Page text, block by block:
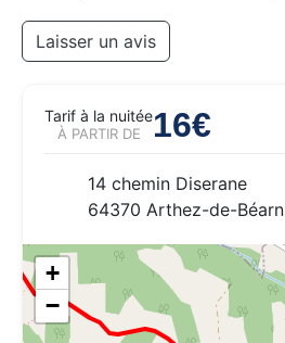
Laisser un avis
Tarif à la nuitée
À PARTIR DE 16€
14 chemin Diserane
64370 Arthez-de-Béarn
+
−